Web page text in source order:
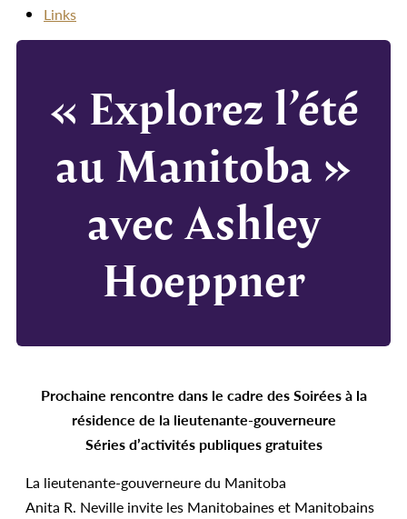
Links
« Explorez l’été
au Manitoba »
avec Ashley
Hoeppner
Prochaine rencontre dans le cadre des Soirées à la
résidence de la lieutenante-gouverneure
Séries d’activités publiques gratuites
La lieutenante-gouverneure du Manitoba
Anita R. Neville invite les Manitobaines et Manitobains